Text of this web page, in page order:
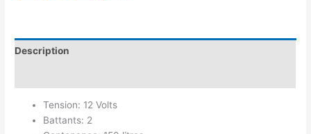
Description
Tension: 12 Volts
Battants: 2